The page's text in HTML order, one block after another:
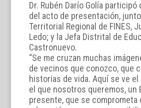
Dr. Rubén Darío Golía participó
del acto de presentación,
Territorial Regional de FINES,
Ledo; y la Jefa Distrital de
Castronuevo.
“Se me cruzan muchas
de vecinos que conozco, que
historias de vida. Aquí se ve el
el que nosotros queremos, un
presente, que se comprometa